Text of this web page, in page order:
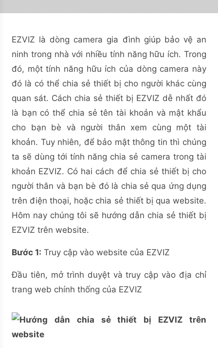
EZVIZ là dòng camera gia đình giúp bảo vệ an
ninh trong nhà với nhiều tính năng hữu ích. Trong
đó, một tính năng hữu ích của dòng camera này
đó là có thể chia sẻ thiết bị cho người khác cùng
quan sát. Cách chia sẻ thiết bị EZVIZ dễ nhất đó
là bạn có thể chia sẻ tên tài khoản và mật khẩu
cho bạn bè và người thân xem cùng một tài
khoản. Tuy nhiên, để bảo mật thông tin thì chúng
ta sẽ dùng tới tính năng chia sẻ camera trong tài
khoản EZVIZ. Có hai cách để chia sẻ thiết bị cho
người thân và bạn bè đó là chia sẻ qua ứng dụng
trên điện thoại, hoặc chia sẻ thiết bị qua website.
Hôm nay chúng tôi sẽ hướng dẫn chia sẻ thiết bị
EZVIZ trên website.
Bước 1: Truy cập vào website của EZVIZ
Đầu tiên, mở trình duyệt và truy cập vào địa chỉ
trang web chính thống của EZVIZ